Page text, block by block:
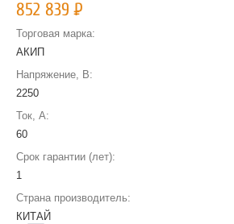
852 839Р
Торговая марка:
АКИП
Напряжение, В:
2250
Ток, А:
60
Срок гарантии (лет):
1
Страна производитель:
КИТАЙ